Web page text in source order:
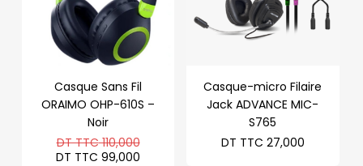
Casque Sans Fil
ORAIMO OHP-610S –
Noir
DT TTC110,000Le
prix
DT TTC 99,000
Casque-micro Filaire
Jack ADVANCE MIC-
S765
DT TTC 27,000